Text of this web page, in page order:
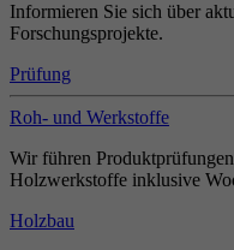
Informieren Sie sich über
Forschungsprojekte.
Prüfung
Roh- und Werkstoffe
Wir führen
Holzwerkstoffe inklusive
Holzbau